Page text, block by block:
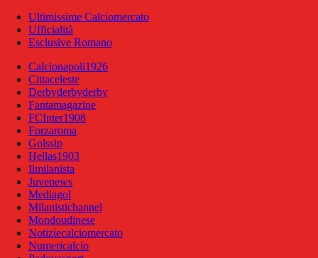
Ultimissime Calciomercato
Ufficialità
Esclusive Romano
Calcionapoli1926
Cittaceleste
Derbyderbyderby
Fantamagazine
FCInter1908
Forzaroma
Golssip
Hellas1903
Ilmilanista
Juvenews
Mediagol
Milanistichannel
Mondoudinese
Notiziecalciomercato
Numericalcio